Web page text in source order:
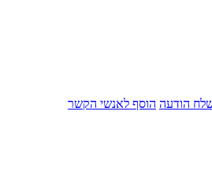
הודעה הוסף לאנשי הקשר